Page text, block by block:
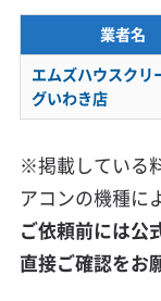
業者名
エムズハウスクリ
グいわき店
※掲載している
アコンの機種に
ご依頼前には公
直接ご確認をお